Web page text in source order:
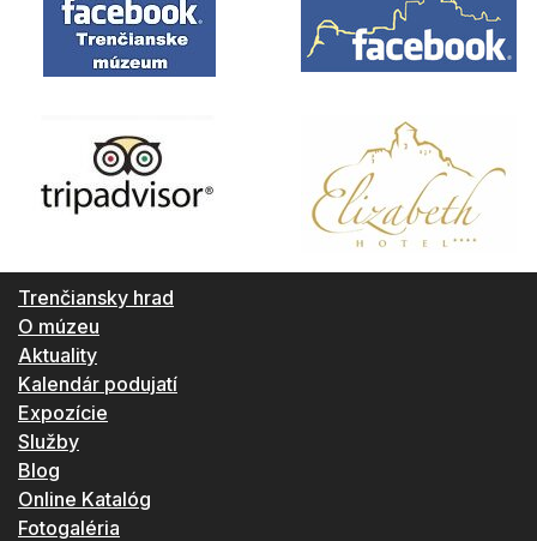
Trenčiansky hrad
O múzeu
Aktuality
Kalendár podujatí
Expozície
Služby
Blog
Online Katalóg
Fotogaléria